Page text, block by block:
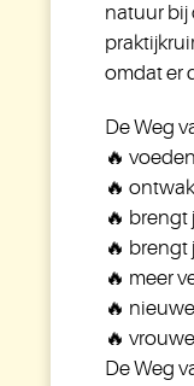
natuur bij
omdat er
De Weg
🔥
🔥
🔥 brengt
🔥 brengt
🔥 meer
🔥
🔥
De Weg